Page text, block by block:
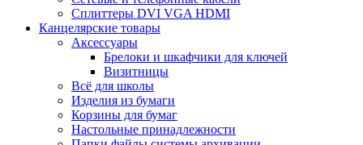
Сплиттеры DVI VGA HDMI
Канцелярские товары
Аксессуары
Брелоки и шкафчики для ключей
Визитницы
Всё для школы
Изделия из бумаги
Корзины для бумаг
Настольные принадлежности